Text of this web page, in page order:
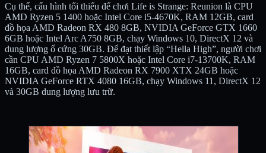
Cụ thể, cấu hình tối thiểu để chơi Life is Strange: Reunion là CPU
AMD Ryzen 5 1400 hoặc Intel Core i5-4670K, RAM 12GB, card
đồ họa AMD Radeon RX 480 8GB, NVIDIA GeForce GTX 1660
6GB hoặc Intel Arc A750 8GB, chạy Windows 10, DirectX 12 và
dung lượng ổ cứng 30GB. Để đạt thiết lập “Hella High”, người chơi
cần CPU AMD Ryzen 7 5800X hoặc Intel Core i7-13700K, RAM
16GB, card đồ họa AMD Radeon RX 7900 XTX 24GB hoặc
NVIDIA GeForce RTX 4080 16GB, chạy Windows 11, DirectX 12
và 30GB dung lượng lưu trữ.